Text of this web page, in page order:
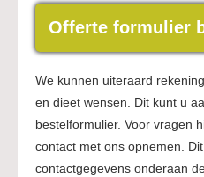
Offerte formulier
We kunnen uiteraard
en dieet wensen. Dit kunt u
bestelformulier. Voor vragen
contact met ons opnemen.
contactgegevens onderaan